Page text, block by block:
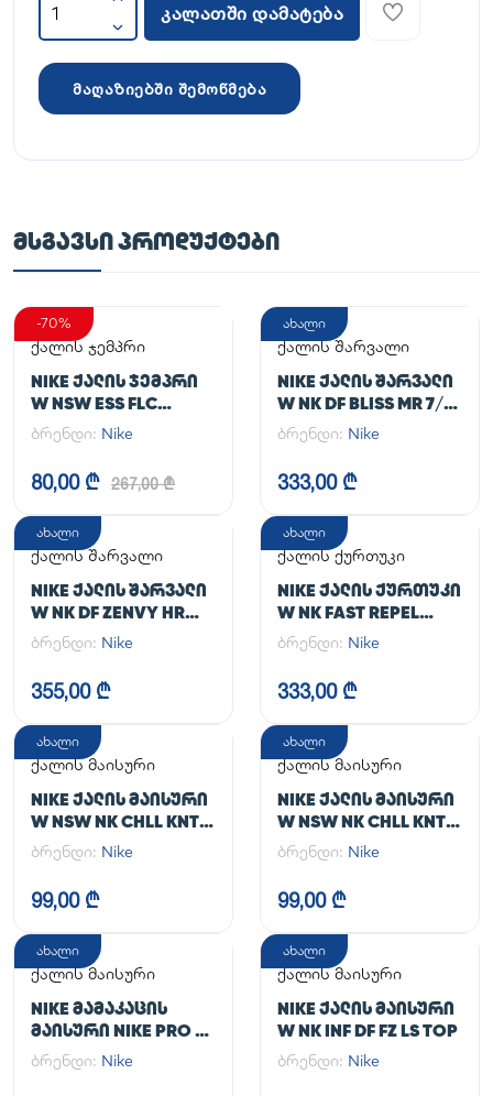
კალათში დამატება
მაღაზიებში შემოწმება
ᲛᲡᲒᲐᲕᲡᲘ ᲞᲠᲝᲓᲣᲥᲢᲔᲑᲘ
-70%
ქალის ჯემპრი
NIKE ᲥᲐᲚᲘᲡ ᲯᲔᲛᲞᲠᲘ
W NSW ESS FLC
HOODIE CLCTN RE
ბრენდი: Nike
80,00 ₾ 267,00 ₾
ახალი
ქალის შარვალი
NIKE ᲥᲐᲚᲘᲡ ᲨᲐᲠᲕᲐᲚᲘ
W NK DF BLISS MR 7/8
JOGGER
ბრენდი: Nike
333,00 ₾
ახალი
ქალის შარვალი
NIKE ᲥᲐᲚᲘᲡ ᲨᲐᲠᲕᲐᲚᲘ
W NK DF ZENVY HR
TGHT
ბრენდი: Nike
355,00 ₾
ახალი
ქალის ქურთუკი
NIKE ᲥᲐᲚᲘᲡ ᲥᲣᲠᲗᲣᲙᲘ
W NK FAST REPEL
JACKET
ბრენდი: Nike
333,00 ₾
ახალი
ქალის მაისური
NIKE ᲥᲐᲚᲘᲡ ᲛᲐᲘᲡᲣᲠᲘ
W NSW NK CHLL KNT
MD CRP
ბრენდი: Nike
99,00 ₾
ახალი
ქალის მაისური
NIKE ᲥᲐᲚᲘᲡ ᲛᲐᲘᲡᲣᲠᲘ
W NSW NK CHLL KNT
MD CRP
ბრენდი: Nike
99,00 ₾
ახალი
ქალის მაისური
NIKE ᲛᲐᲛᲐᲙᲐᲪᲘᲡ
ᲛᲐᲘᲡᲣᲠᲘ NIKE PRO DF
365 CROP LS
ბრენდი: Nike
ახალი
ქალის მაისური
NIKE ᲥᲐᲚᲘᲡ ᲛᲐᲘᲡᲣᲠᲘ
W NK INF DF FZ LS TOP
ბრენდი: Nike